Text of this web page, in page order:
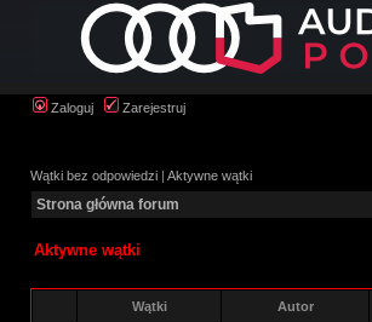
Zaloguj Zarejestruj
Wątki bez odpowiedzi | Aktywne wątki
Strona główna forum
Aktywne wątki
Wątki Autor